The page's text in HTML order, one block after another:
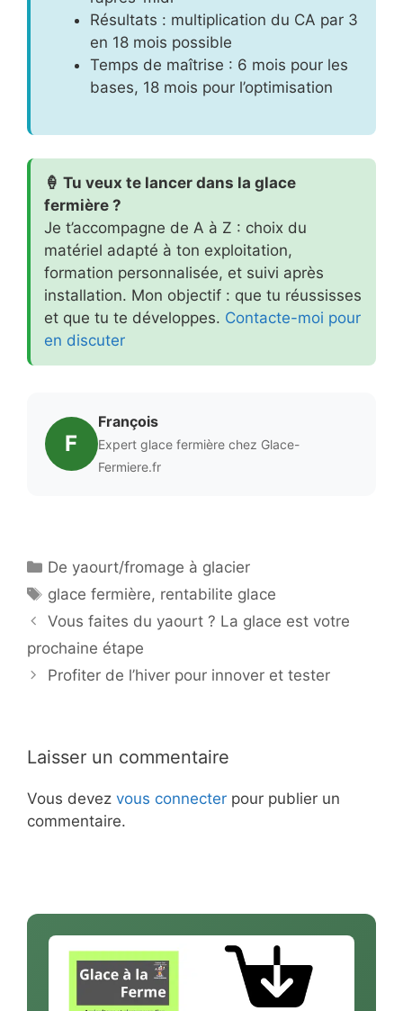
Résultats : multiplication du CA par 3
en 18 mois possible
Temps de maîtrise : 6 mois pour les
bases, 18 mois pour l’optimisation
🍦 Tu veux te lancer dans la glace
fermière ?
Je t’accompagne de A à Z : choix du
matériel adapté à ton exploitation,
formation personnalisée, et suivi après
installation. Mon objectif : que tu réussisses
et que tu te développes. Contacte-moi pour
en discuter
F
François
Expert glace fermière chez Glace-
Fermiere.fr
Catégories
De yaourt/fromage à glacier
Étiquettes
glace fermière, rentabilite glace
Vous faites du yaourt ? La glace est votre
prochaine étape
Profiter de l’hiver pour innover et tester
Laisser un commentaire
Vous devez vous connecter pour publier un
commentaire.